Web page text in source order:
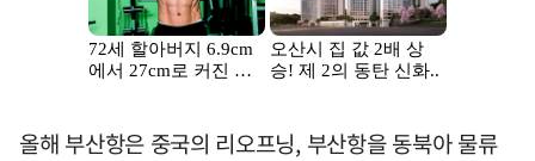
올해 부산항은 중국의 리오프닝, 부산항을 동북아 물류